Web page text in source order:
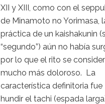
XII y XIII, como con el
de Minamoto no Yorimasa,
práctica de un kaishakunin
“segundo”) aún no había
por lo que el rito se
mucho más doloroso. La
característica definitoria fue
hundir el tachi (espada